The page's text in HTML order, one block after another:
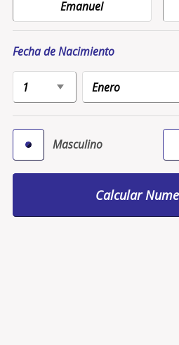
Fecha de Nacimiento
Masculino